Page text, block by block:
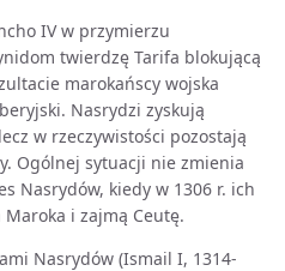
IV w przymierzu
twierdzę Tarifa blokującą
marokańscy wojska
Nasrydzi zyskują
w rzeczywistości pozostają
Ogólnej sytuacji nie zmienia
Nasrydów, kiedy w 1306 r. ich
i zajmą Ceutę.
Nasrydów (Ismail I, 1314-